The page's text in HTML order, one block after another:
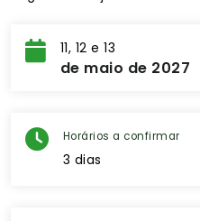
11, 12 e 13
de maio de 2027
Horários a confirmar
3 dias